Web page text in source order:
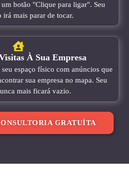
botão "Clique para ligar". Seu
irá mais parar de tocar.
À Sua Empresa
espaço físico com anúncios que
sua empresa no mapa. Seu
mais ficará vazio.
GRATUÍTA